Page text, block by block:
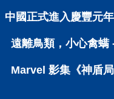
中國正式進入慶豐元
遠離鳥類，小心禽螨
Marvel 影集《神盾